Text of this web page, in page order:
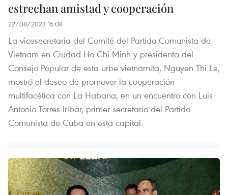
estrechan amistad y cooperación
22/08/2023 15:08
La vicesecretaria del Comité del Partido Comunista de
Vietnam en Ciudad Ho Chi Minh y presidenta del
Consejo Popular de esta urbe vietnamita, Nguyen Thi Le,
mostró el deseo de promover la cooperación
multifacética con La Habana, en un encuentro con Luis
Antonio Torres Iríbar, primer secretario del Partido
Comunista de Cuba en esta capital.